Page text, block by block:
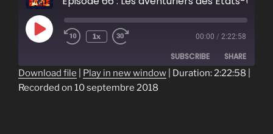
Play
Episode
1x 00:00 / 2:22:58
SUBSCRIBE SHARE
SHARE
Download file Play in new window Duration: 2:22:58
Recorded on 10 septembre 2018